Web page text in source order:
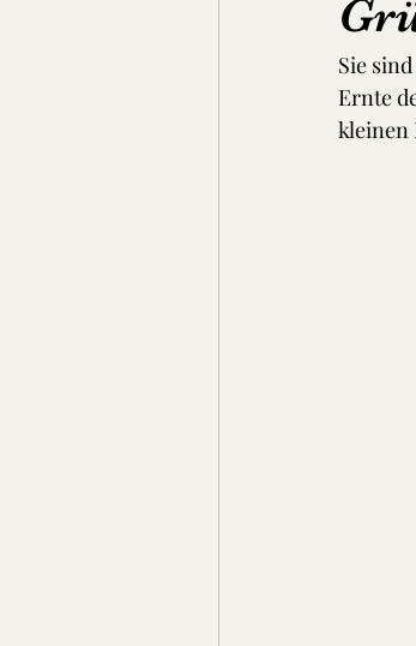
Suppen, Eintöpfe
Sie
Ernte
kleinen